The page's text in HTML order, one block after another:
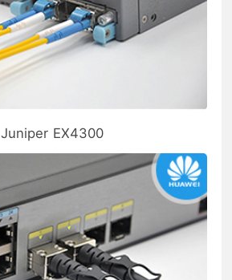
Juniper EX4300